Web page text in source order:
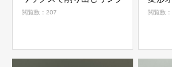
閲覧数：207 閲覧数